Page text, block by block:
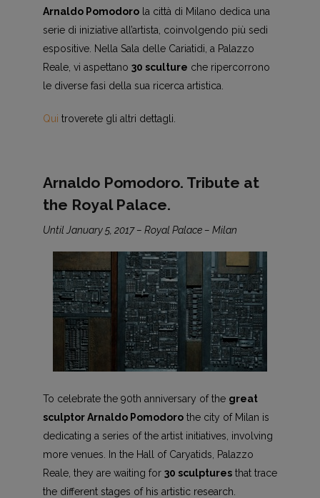
Arnaldo Pomodorola città di Milano dedica una
serie di iniziative all’artista, coinvolgendo più sedi
espositive. Nella Sala delle Cariatidi, a Palazzo
Reale, vi aspettano 30 sculture che ripercorrono
le diverse fasi della sua ricerca artistica.
Qui troverete gli altri dettagli.
Arnaldo Pomodoro. Tribute at
the Royal Palace.
Until January 5, 2017 – Royal Palace – Milan
To celebrate the 90th anniversary of the great
sculptor Arnaldo Pomodorothe city of Milan is
dedicating a series of the artist initiatives, involving
more venues. In the Hall of Caryatids, Palazzo
Reale, they are waiting for 30 sculpturesthat trace
the different stages of his artistic research.